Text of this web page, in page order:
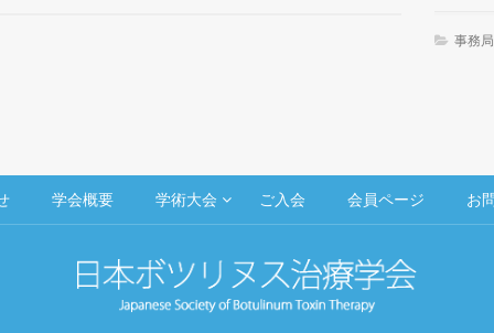
事務
学会概要 学術大会 ご入会 会員ページ お